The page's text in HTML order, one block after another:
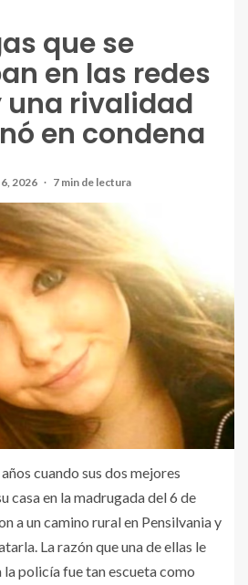
que se
en las redes
una rivalidad
en condena
2026 7 min de lectura
cuando sus dos mejores
casa en la madrugada del 6 de
a un camino rural en Pensilvania y
La razón que una de ellas le
la policía fue tan escueta como